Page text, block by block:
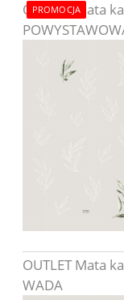
OUTLET Mata
PROMOCJA
OUTLET Mata
WADA